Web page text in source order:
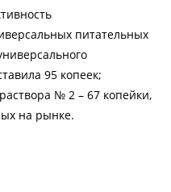
питательных
95 копеек;
№ 2 – 67 копейки,
на рынке.